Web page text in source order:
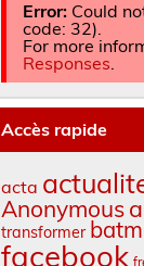
Error: Could
code: 32).
For more
Responses
Accès rapide
acta
Anonymous
transformer
facebook